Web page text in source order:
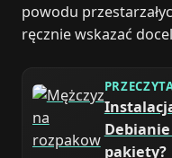
powodu
ręcznie wskazać
pakiety?